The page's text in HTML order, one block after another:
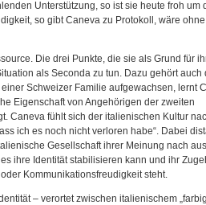
Unterstützung, so ist sie heute froh um
so gibt Caneva zu Protokoll, wäre
Die drei Punkte, die sie als Grund für
als Seconda zu tun. Dazu gehört auch
Schweizer Familie aufgewachsen, lernt
Eigenschaft von Angehörigen der zweiten
Caneva fühlt sich der italienischen Kultur
ich es noch nicht verloren habe“. Dabei
Gesellschaft ihrer Meinung nach
ihre Identität stabilisieren kann und ihr
Kommunikationsfreudigkeit steht.
– verortet zwischen italienischem